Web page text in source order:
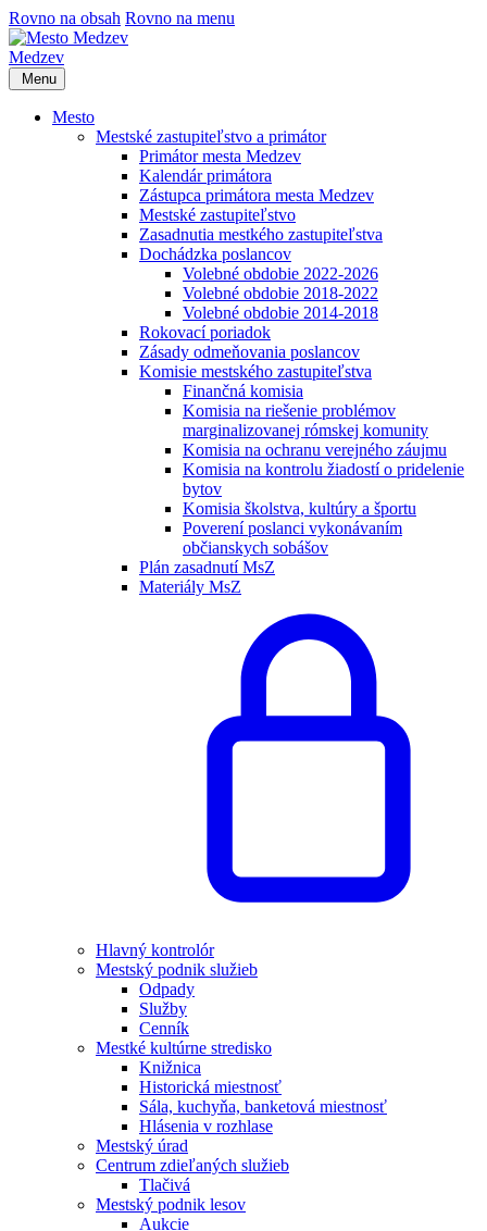
Rovno na obsah Rovno na menu
Medzev
Menu
Mesto
Mestské zastupiteľstvo a primátor
Primátor mesta Medzev
Kalendár primátora
Zástupca primátora mesta Medzev
Mestské zastupiteľstvo
Zasadnutia mestkého zastupiteľstva
Dochádzka poslancov
Volebné obdobie 2022-2026
Volebné obdobie 2018-2022
Volebné obdobie 2014-2018
Rokovací poriadok
Zásady odmeňovania poslancov
Komisie mestského zastupiteľstva
Finančná komisia
Komisia na riešenie problémov
marginalizovanej rómskej komunity
Komisia na ochranu verejného záujmu
Komisia na kontrolu žiadostí o pridelenie
bytov
Komisia školstva, kultúry a športu
Poverení poslanci vykonávaním
občianskych sobášov
Plán zasadnutí MsZ
Materiály MsZ
Hlavný kontrolór
Mestský podnik služieb
Odpady
Služby
Cenník
Mestké kultúrne stredisko
Knižnica
Historická miestnosť
Sála, kuchyňa, banketová miestnosť
Hlásenia v rozhlase
Mestský úrad
Centrum zdieľaných služieb
Tlačivá
Mestský podnik lesov
Aukcie